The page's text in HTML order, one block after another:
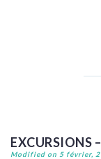
EXCURSIONS
Modified on 5 février,